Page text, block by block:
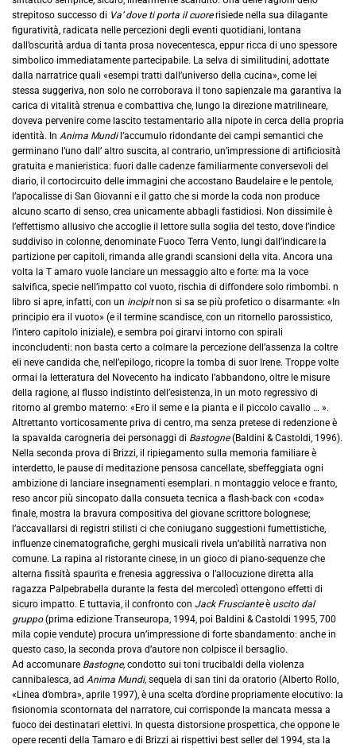
strepitoso successo di Va’ dove ti porta il cuorerisiede nella sua dilagante
figuratività, radicata nelle percezioni degli eventi quotidiani, lontana
dall’oscurità ardua di tanta prosa novecentesca, eppur ricca di uno spessore
simbolico immediatamente partecipabile. La selva di similitudini, adottate
dalla narratrice quali «esempi tratti dall’universo della cucina», come lei
stessa suggeriva, non solo ne corroborava il tono sapienzale ma garantiva la
carica di vitalità strenua e combattiva che, lungo la direzione matrilineare,
doveva pervenire come lascito testamentario alla nipote in cerca della propria
identità. In Anima Mundil’accumulo ridondante dei campi semantici che
germinano l’uno dall’ altro suscita, al contrario, un’impressione di artificiosità
gratuita e manieristica: fuori dalle cadenze familiarmente conversevoli del
diario, il cortocircuito delle immagini che accostano Baudelaire e le pentole,
l’apocalisse di San Giovanni e il gatto che si morde la coda non produce
alcuno scarto di senso, crea unicamente abbagli fastidiosi. Non dissimile è
l’effettismo allusivo che accoglie il lettore sulla soglia del testo, dove l’indice
suddiviso in colonne, denominate Fuoco Terra Vento, lungi dall’indicare la
partizione per capitoli, rimanda alle grandi scansioni della vita. Ancora una
volta la T amaro vuole lanciare un messaggio alto e forte: ma la voce
salvifica, specie nell’impatto col vuoto, rischia di diffondere solo rimbombi. n
libro si apre, infatti, con un incipitnon si sa se più profetico o disarmante: «In
principio era il vuoto» (e il termine scandisce, con un ritornello parossistico,
l’intero capitolo iniziale), e sembra poi girarvi intorno con spirali
inconcludenti: non basta certo a colmare la percezione dell’assenza la coltre
eli neve candida che, nell’epilogo, ricopre la tomba di suor Irene. Troppe volte
ormai la letteratura del Novecento ha indicato l’abbandono, oltre le misure
della ragione, al flusso indistinto dell’esistenza, in un moto regressivo di
ritorno al grembo materno: «Ero il seme e la pianta e il piccolo cavallo … ».
Altrettanto vorticosamente priva di centro, ma senza pretese di redenzione è
la spavalda carogneria dei personaggi di Bastogne(Baldini & Castoldi, 1996).
Nella seconda prova di Brizzi, il ripiegamento sulla memoria familiare è
interdetto, le pause di meditazione pensosa cancellate, sbeffeggiata ogni
ambizione di lanciare insegnamenti esemplari. n montaggio veloce e franto,
reso ancor più sincopato dalla consueta tecnica a flash-back con «coda»
finale, mostra la bravura compositiva del giovane scrittore bolognese;
l’accavallarsi di registri stilisti ci che coniugano suggestioni fumettistiche,
influenze cinematografiche, gerghi musicali rivela un’abilità narrativa non
comune. La rapina al ristorante cinese, in un gioco di piano-sequenze che
alterna fissità spaurita e frenesia aggressiva o l’allocuzione diretta alla
ragazza Palpebrabella durante la festa del mercoledì ottengono effetti di
sicuro impatto. E tuttavia, il confronto con Jack Fruscianteè uscito dal
gruppo(prima edizione Transeuropa, 1994, poi Baldini & Castoldi 1995, 700
mila copie vendute) procura un’impressione di forte sbandamento: anche in
questo caso, la seconda prova d’autore non colpisce il bersaglio.
Ad accomunare Bastogne, condotto sui toni trucibaldi della violenza
cannibalesca, ad Anima Mundi, sequela di san tini da oratorio (Alberto Rollo,
«Linea d’ombra», aprile 1997), è una scelta d’ordine propriamente elocutivo: la
fisionomia scontornata del narratore, cui corrisponde la mancata messa a
fuoco dei destinatari elettivi. In questa distorsione prospettica, che oppone le
opere recenti della Tamaro e di Brizzi ai rispettivi best seller del 1994, sta la